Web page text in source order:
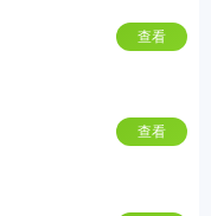
查看
查看